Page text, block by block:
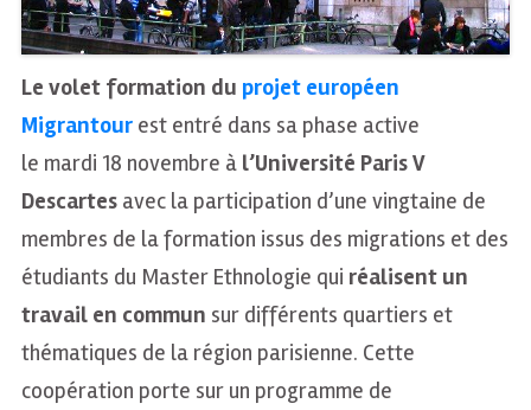
Le volet formation du projet européen
Migrantour est entré dans sa phase active
le mardi 18 novembre àl’Université Paris V
Descartesavec la participation d’une vingtaine de
membres de la formation issus des migrations et des
étudiants du Master Ethnologie qui réalisent un
travail en commun sur différents quartiers et
thématiques de la région parisienne. Cette
coopération porte sur un programme de